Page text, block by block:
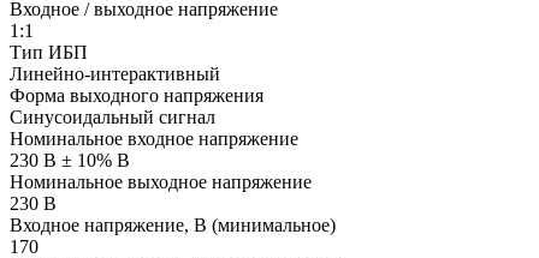
Входное / выходное напряжение
1:1
Тип ИБП
Линейно-интерактивный
Форма выходного напряжения
Синусоидальный сигнал
Номинальное входное напряжение
230 В ± 10% В
Номинальное выходное напряжение
230 В
Входное напряжение, В (минимальное)
170